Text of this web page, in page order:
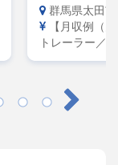
群馬県太田市
【月収例（
トレーラー／
レーラー／月